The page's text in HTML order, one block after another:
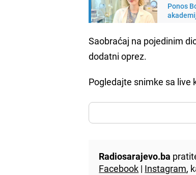
Ponos
Saobraćaj na pojedinim
dodatni oprez.
Pogledajte snimke sa live
Radiosarajevo.ba
Facebook | Instagram,